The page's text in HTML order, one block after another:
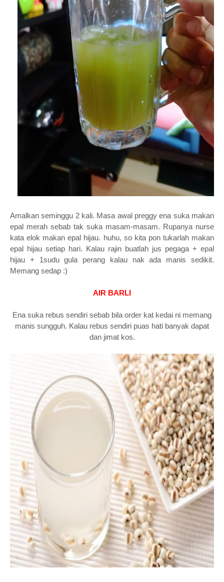
Amalkan seminggu 2 kali. Masa awal preggy ena suka makan
epal merah sebab tak suka masam-masam. Rupanya nurse
kata elok makan epal hijau. huhu, so kita pon tukarlah makan
epal hijau setiap hari. Kalau rajin buatlah jus pegaga + epal
hijau + 1sudu gula perang kalau nak ada manis sedikit.
Memang sedap :)
AIR BARLI
Ena suka rebus sendiri sebab bila order kat kedai ni memang
manis sungguh. Kalau rebus sendiri puas hati banyak dapat
dan jimat kos.